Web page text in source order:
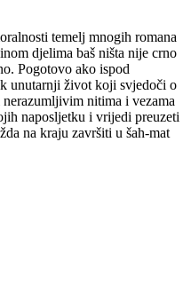
temelj mnogih romana
djelima baš ništa nije crno
Pogotovo ako ispod
unutarnji život koji svjedoči o
nitima i vezama
naposljetku i vrijedi preuzeti
na kraju završiti u šah-mat